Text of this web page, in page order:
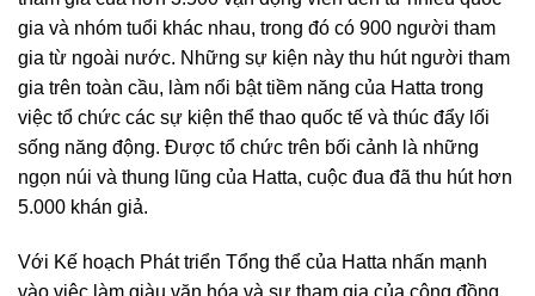
gia và nhóm tuổi khác nhau, trong đó có 900 người tham
gia từ ngoài nước. Những sự kiện này thu hút người tham
gia trên toàn cầu, làm nổi bật tiềm năng của Hatta trong
việc tổ chức các sự kiện thể thao quốc tế và thúc đẩy lối
sống năng động. Được tổ chức trên bối cảnh là những
ngọn núi và thung lũng của Hatta, cuộc đua đã thu hút hơn
5.000 khán giả.
Với Kế hoạch Phát triển Tổng thể của Hatta nhấn mạnh